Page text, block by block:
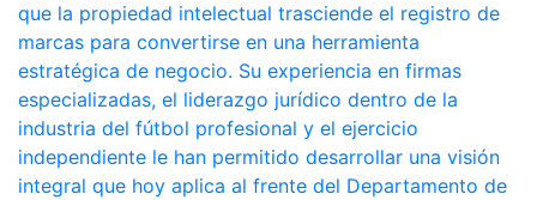
que la propiedad intelectual trasciende el registro de
marcas para convertirse en una herramienta
estratégica de negocio. Su experiencia en firmas
especializadas, el liderazgo jurídico dentro de la
industria del fútbol profesional y el ejercicio
independiente le han permitido desarrollar una visión
integral que hoy aplica al frente del Departamento de